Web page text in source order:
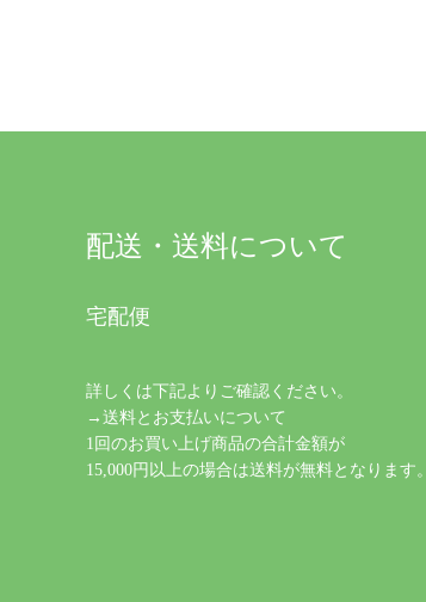
配送・送料について
宅配便
詳しくは下記よりご確認ください。
→送料とお支払いについて
1回のお買い上げ商品の合計金額が
15,000円以上の場合は送料が無料となります。